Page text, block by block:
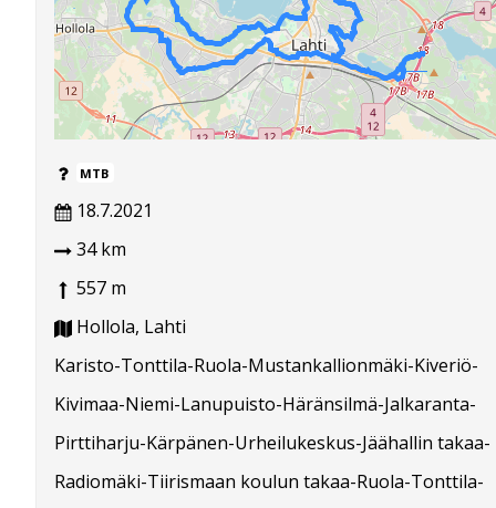
MTB
18.7.2021
34 km
557 m
Hollola, Lahti
Karisto-Tonttila-Ruola-Mustankallionmäki-Kiveriö-
Kivimaa-Niemi-Lanupuisto-Häränsilmä-Jalkaranta-
Pirttiharju-Kärpänen-Urheilukeskus-Jäähallin takaa-
Radiomäki-Tiirismaan koulun takaa-Ruola-Tonttila-